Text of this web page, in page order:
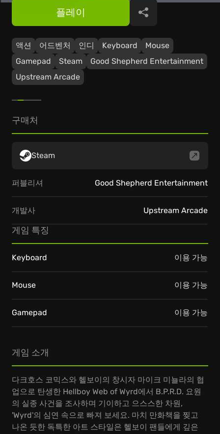
액션 어드벤처 인디 Keyboard
Mouse
Gamepad
Steam
Good Shepherd Entertainment
Upstream Arcade
플레이 공유
게임 소개
다크호스 코믹스와 헬보이의 창시자 마이크 미뇰라의 협
업으로 탄생한 Hellboy Web of Wyrd에서 B.P.R.D. 요원
의 실종 사건을 조사하며 기이하고 으스스한 차원,
'Wyrd'의 심연 속으로 빠져 보세요. 마치 만화책을 찢고
나온 듯한 독특한 아트 스타일은 헬보이 팬들에게 깊은
구매처
Steam
퍼블리셔 Good Shepherd Entertainment
개발사 Upstream Arcade
게임 특징
Keyboard 이용 가능
Mouse 이용 가능
Gamepad 이용 가능